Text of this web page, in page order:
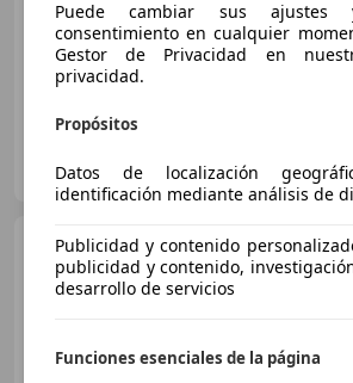
01/2015 194.000 km Gasolina
ES-28221 MADRID
S&S Active
€ 13.181
Puede cambiar sus
consentimiento en cualquier
Gestor de Privacidad en
privacidad.
Propósitos
Datos de localización
identificación mediante análisis de
Publicidad y contenido
publicidad y contenido,
desarrollo de servicios
Funciones esenciales de la página